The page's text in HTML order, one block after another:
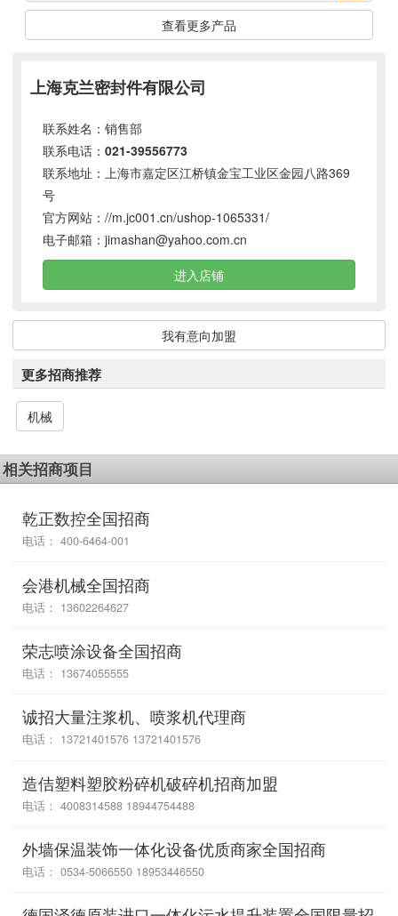
查看更多产品
上海克兰密封件有限公司
联系姓名：销售部
联系电话： 021-39556773
联系地址：上海市嘉定区江桥镇金宝工业区金园八路369
号
官方网站： //m.jc001.cn/ushop-1065331/
电子邮箱： jimashan@yahoo.com.cn
进入店铺
我有意向加盟
更多招商推荐
机械
相关招商项目
乾正数控全国招商
电话： 400-6464-001
会港机械全国招商
电话： 13602264627
荣志喷涂设备全国招商
电话： 13674055555
诚招大量注浆机、喷浆机代理商
电话： 13721401576 13721401576
造佶塑料塑胶粉碎机破碎机招商加盟
电话： 4008314588 18944754488
外墙保温装饰一体化设备优质商家全国招商
电话： 0534-5066550 18953446550